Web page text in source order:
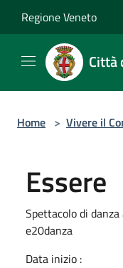
Regione Veneto
Città
Home > Vivere il
Essere
Spettacolo di
e20danza
Data inizio :